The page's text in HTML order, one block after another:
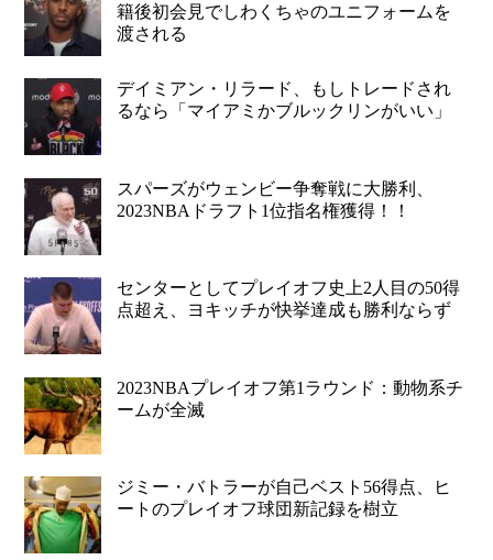
籍後初会見でしわくちゃのユニフォームを
渡される
デイミアン・リラード、もしトレードされ
るなら「マイアミかブルックリンがいい」
スパーズがウェンビー争奪戦に大勝利、
2023NBAドラフト1位指名権獲得！！
センターとしてプレイオフ史上2人目の50得
点超え、ヨキッチが快挙達成も勝利ならず
2023NBAプレイオフ第1ラウンド：動物系チ
ームが全滅
ジミー・バトラーが自己ベスト56得点、ヒ
ートのプレイオフ球団新記録を樹立